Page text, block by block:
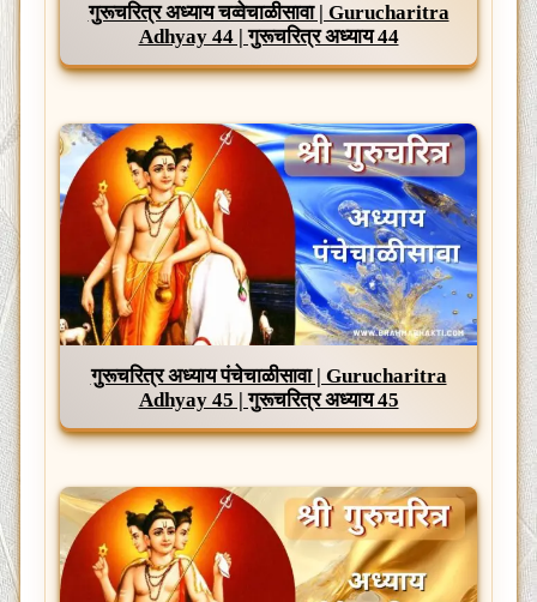
गुरूचरित्र अध्याय चव्वेचाळीसावा | Gurucharitra
Adhyay 44 | गुरूचरित्र अध्याय 44
गुरूचरित्र अध्याय पंचेचाळीसावा | Gurucharitra
Adhyay 45 | गुरूचरित्र अध्याय 45